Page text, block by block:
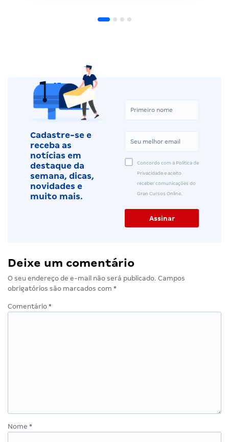
Cadastre-se e
receba as
notícias em
destaque da
semana, dicas,
novidades e
muito mais.
Concordo com a Política de
Privacidade e aceito
receber comunicações do
Gran Cursos Online.
Deixe um comentário
O seu endereço de e-mail não será publicado. Campos
obrigatórios são marcados com *
Comentário *
Nome *